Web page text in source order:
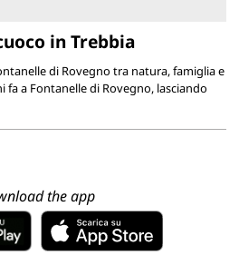
in Trebbia
di Rovegno tra natura, famiglia e
fa a Fontanelle di Rovegno, lasciando
the app